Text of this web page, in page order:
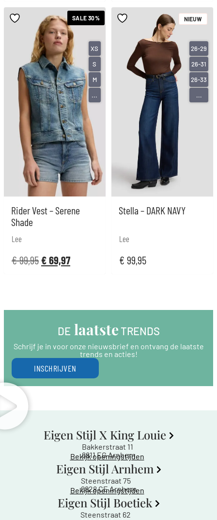
SALE 30%
Rider Vest – Serene
Shade
Lee
€99,95€69,97
XS
S
M
...
Stella – DARK NAVY
Lee
€ 99,95
NIEUW
26-29
26-31
26-33
...
DE laatste TRENDS
Schrijf je in voor onze nieuwsbrief en ontvang de laatste
trends en acties!
INSCHRIJVEN
Eigen Stijl X King Louie
Bakkerstraat 11
6811 EG Arnhem
Bekijk openingstijden
Eigen Stijl Arnhem
Steenstraat 75
6828 CE Arnhem
Bekijk openingstijden
Eigen Stijl Boetiek
Steenstraat 62